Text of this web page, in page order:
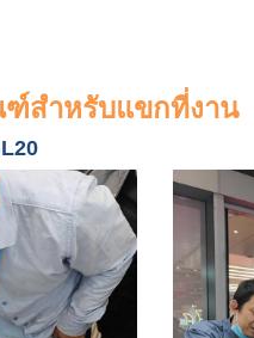
สำหรับแขกที่งาน